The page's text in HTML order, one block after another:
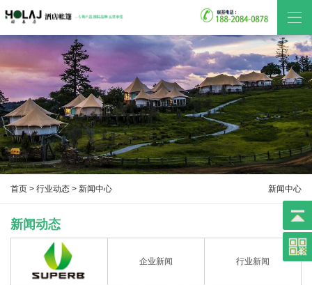
新闻中心
首页 > 行业动态 > 新闻中心
新闻动态
企业新闻 行业新闻